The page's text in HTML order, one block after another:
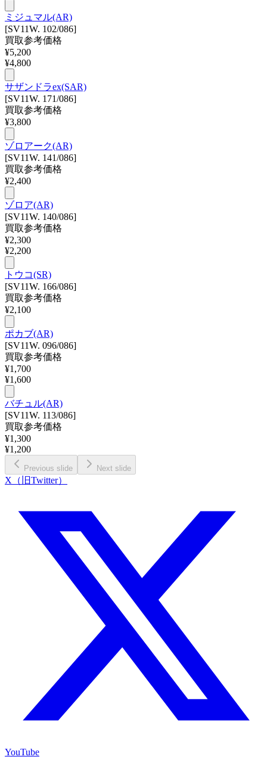
ミジュマル(AR)
[SV11W. 102/086]
買取参考価格
¥5,200
¥4,800
サザンドラex(SAR)
[SV11W. 171/086]
買取参考価格
¥3,800
ゾロアーク(AR)
[SV11W. 141/086]
買取参考価格
¥2,400
ゾロア(AR)
[SV11W. 140/086]
買取参考価格
¥2,300
¥2,200
トウコ(SR)
[SV11W. 166/086]
買取参考価格
¥2,100
ポカブ(AR)
[SV11W. 096/086]
買取参考価格
¥1,700
¥1,600
バチュル(AR)
[SV11W. 113/086]
買取参考価格
¥1,300
¥1,200
Previous slide Next slide
X（旧Twitter）
YouTube